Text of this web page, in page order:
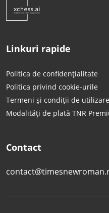
Linkuri rapide
Politica de confidențialitate
Politica privind cookie-urile
Termeni și condiții de utilizare
Modalități de plată TNR
Contact